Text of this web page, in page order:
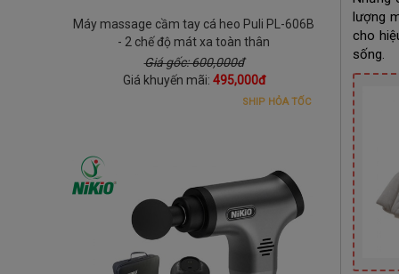
Máy massage cầm tay cá heo Puli PL-606B
- 2 chế độ mát xa toàn thân
Giá gốc: 600,000đ
Giá khuyến mãi: 495,000đ
SHIP HỎA TỐC
lượng
cho
sống.